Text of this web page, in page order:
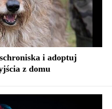
i adoptuj
z domu